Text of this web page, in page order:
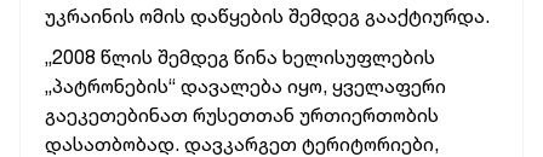
უკრაინის ომის დაწყების შემდეგ გააქტიურდა.
„2008 წლის შემდეგ წინა ხელისუფლების
„პატრონების“ დავალება იყო, ყველაფერი
გაეკეთებინათ რუსეთთან ურთიერთობის
დასათბობად. დავკარგეთ ტერიტორიები,